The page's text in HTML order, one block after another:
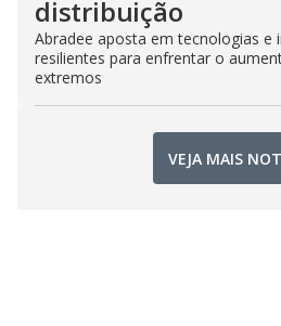
distribuição
Abradee aposta em tecnologias e
resilientes para enfrentar o
extremos
VEJA MAIS